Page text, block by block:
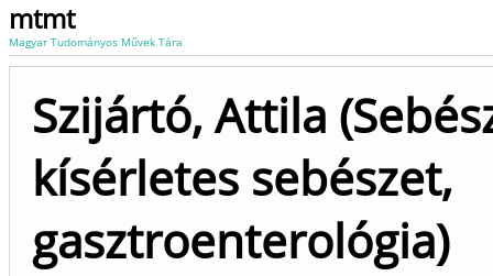
mtmt
Magyar Tudományos Művek Tára
Szijártó, Attila
kísérletes sebészet,
gasztroenterológia)